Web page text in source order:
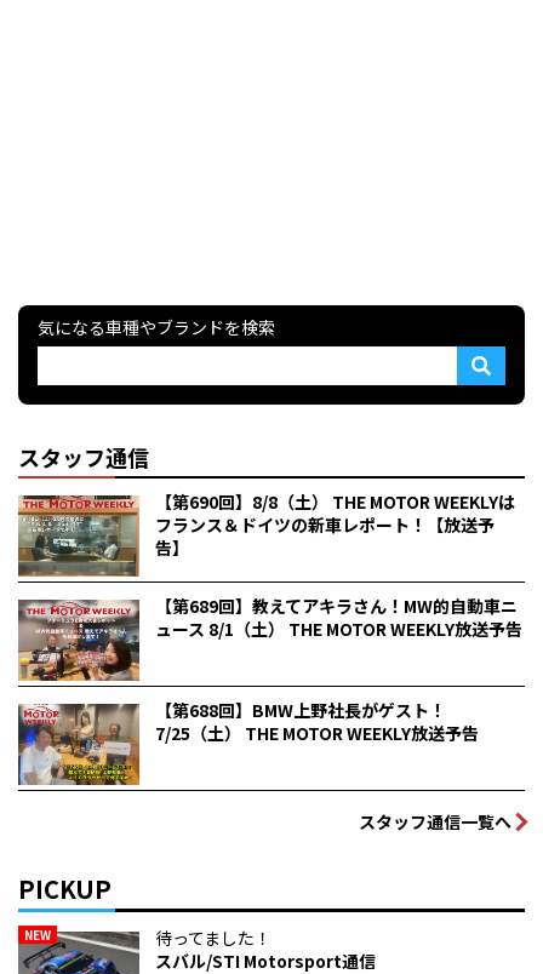
気になる車種やブランドを検索
スタッフ通信
【第690回】8/8（土） THE MOTOR WEEKLYは
フランス＆ドイツの新車レポート！【放送予
告】
【第689回】教えてアキラさん！MW的自動車ニ
ュース 8/1（土） THE MOTOR WEEKLY放送予告
【第688回】BMW上野社長がゲスト！
7/25（土） THE MOTOR WEEKLY放送予告
スタッフ通信一覧へ
PICKUP
NEW
待ってました！
スバル/STI Motorsport通信